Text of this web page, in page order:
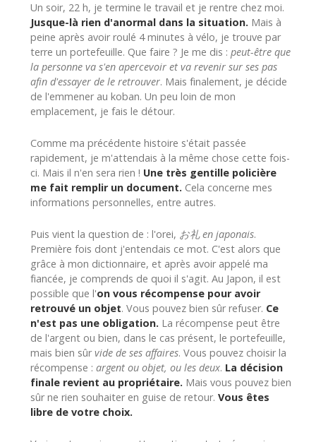
Un soir, 22 h, je termine le travail et je rentre chez moi.
Jusque-là rien d'anormal dans la situation. Mais à
peine après avoir roulé 4 minutes à vélo, je trouve par
terre un portefeuille. Que faire ? Je me dis : peut-être que
la personne va s'en apercevoir et va revenir sur ses pas
afin d'essayer de le retrouver. Mais finalement, je décide
de l'emmener au koban. Un peu loin de mon
emplacement, je fais le détour.
Comme ma précédente histoire s'était passée
rapidement, je m'attendais à la même chose cette fois-
ci. Mais il n'en sera rien ! Une très gentille policière
me fait remplir un document. Cela concerne mes
informations personnelles, entre autres.
Puis vient la question de : l'orei, お礼 en japonais.
Première fois dont j'entendais ce mot. C'est alors que
grâce à mon dictionnaire, et après avoir appelé ma
fiancée, je comprends de quoi il s'agit. Au Japon, il est
possible que l'on vous récompense pour avoir
retrouvé un objet. Vous pouvez bien sûr refuser. Ce
n'est pas une obligation. La récompense peut être
de l'argent ou bien, dans le cas présent, le portefeuille,
mais bien sûrvide de ses affaires. Vous pouvez choisir la
récompense : argent ou objet, ou les deux. La décision
finale revient au propriétaire. Mais vous pouvez bien
sûr ne rien souhaiter en guise de retour. Vous êtes
libre de votre choix.